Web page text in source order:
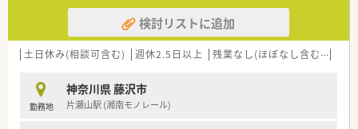
検討リストに追加
土日休み(相談可含む) 週休2.5日以上 残業なし(ほぼなし含む)
勤務地
神奈川県 藤沢市
片瀬山駅 (湘南モノレール)